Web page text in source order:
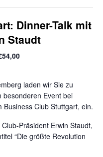
Dinner-Talk mit
Staudt
laden wir Sie zu
besonderen Event bei
Club Stuttgart, ein.
Präsident Erwin Staudt,
“Die größte Revolution